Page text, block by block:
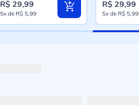
Preço
especial
R$ 29,99
5xde R$ 5,99 Preço
especial
R$ 29,99
5xde R$ 5,99